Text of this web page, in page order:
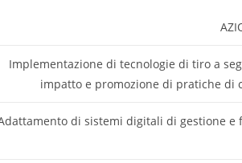
Implementazione di tecnologie di tiro a
impatto e promozione di pratiche di
di sistemi digitali di gestione e